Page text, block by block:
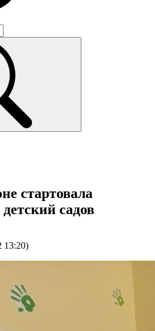
стартовала
садов
13:20)